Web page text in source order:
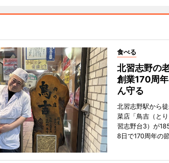
食べる
北習志野の
創業170周
ん守る
北習志野駅から
菜店「鳥吉（と
習志野台3）が
8日で170周年の